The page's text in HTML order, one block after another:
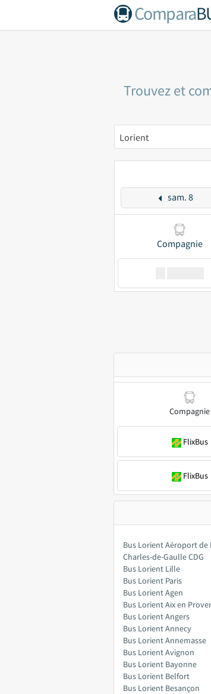
Compara
Trouvez et
Lorient
sam. 8
Compagnie
Compagnie
FlixBus
FlixBus
Bus Lorient Aéroport de
Charles-de-Gaulle CDG
Bus Lorient Lille
Bus Lorient Paris
Bus Lorient Agen
Bus Lorient Aix en
Bus Lorient Angers
Bus Lorient Annecy
Bus Lorient Annemasse
Bus Lorient Avignon
Bus Lorient Bayonne
Bus Lorient Belfort
Bus Lorient Besançon